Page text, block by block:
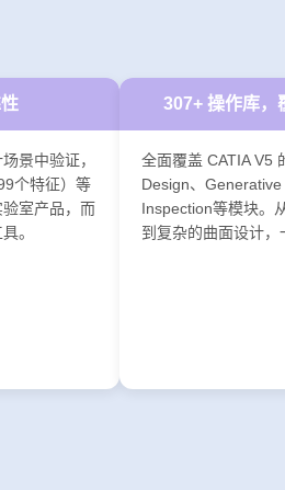
景中验证，
个特征）等
室产品，而
。
307+ 操作库，
全面覆盖 CATIA V5
Design、Generative
Inspection等模块。
到复杂的曲面设计，